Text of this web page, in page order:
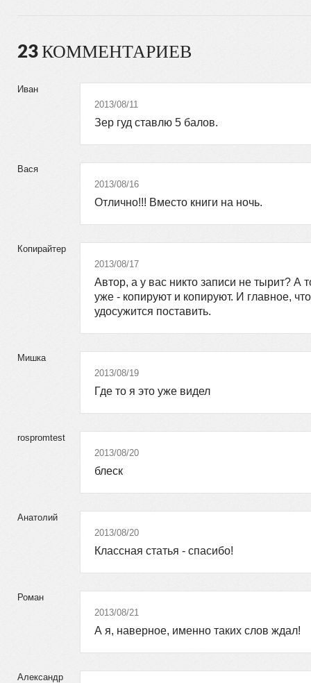
23 КОММЕНТАРИЕВ
Иван
2013/08/11
Зер гуд ставлю 5 балов.
Вася
2013/08/16
Отлично!!! Вместо книги на ночь.
Копирайтер
2013/08/17
Автор, а у вас никто записи не тырит? А
уже - копируют и копируют. И главное,
удосужится поставить.
Мишка
2013/08/19
Где то я это уже видел
rospromtest
2013/08/20
блеск
Анатолий
2013/08/20
Классная статья - спасибо!
Роман
2013/08/21
А я, наверное, именно таких слов ждал!
Александр